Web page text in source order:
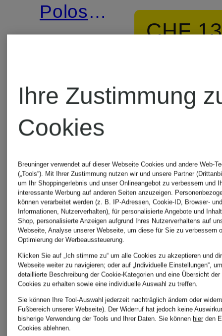
Poloshirt
PAUL
CHF
CHF 179
Ihre Zustimmung
Cookies
Breuninger verwendet auf dieser Webseite Cookies und andere Web-
(„Tools“). Mit Ihrer Zustimmung nutzen wir und unsere Partner
um Ihr Shoppingerlebnis und unser Onlineangebot zu verbessern und
interessante Werbung auf anderen Seiten anzuzeigen.
können verarbeitet werden (z. B. IP-Adressen, Cookie-ID, Browser-
Informationen, Nutzerverhalten), für personalisierte Angebote und
Shop, personalisierte Anzeigen aufgrund Ihres Nutzerverhaltens auf
Webseite, Analyse unserer Webseite, um diese für Sie zu verbessern
Optimierung der Werbeaussteuerung.
Klicken Sie auf „Ich stimme zu“ um alle Cookies zu akzeptieren und
Webseite weiter zu navigieren; oder auf „Individuelle Einstellungen“,
detaillierte Beschreibung der Cookie-Kategorien und eine Übersicht
Cookies zu erhalten sowie eine individuelle Auswahl zu treffen.
Sie können Ihre Tool-Auswahl jederzeit nachträglich ändern oder
Fußbereich unserer Webseite). Der Widerruf hat jedoch keine
bisherige Verwendung der Tools und Ihrer Daten. Sie können hier den
Cookies ablehnen.